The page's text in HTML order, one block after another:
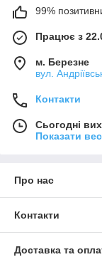
99%
Працює з
м. Березне
вул.
Контакти
Сьогодні
Показати
Про нас
Контакти
Доставка та